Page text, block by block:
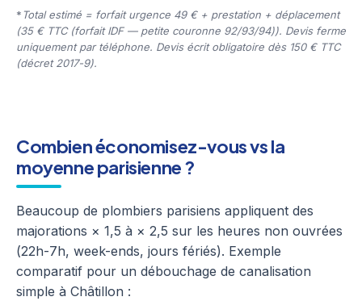
* Total estimé = forfait urgence 49 € + prestation + déplacement
(35 € TTC (forfait IDF — petite couronne 92/93/94)). Devis ferme
uniquement par téléphone. Devis écrit obligatoire dès 150 € TTC
(décret 2017-9).
Combien économisez-vous vs la
moyenne parisienne ?
Beaucoup de plombiers parisiens appliquent des
majorations × 1,5 à × 2,5 sur les heures non ouvrées
(22h-7h, week-ends, jours fériés). Exemple
comparatif pour un débouchage de canalisation
simple à Châtillon :